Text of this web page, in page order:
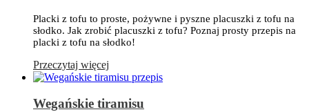
Placki z tofu to proste, pożywne i pyszne placuszki z tofu na
słodko. Jak zrobić placuszki z tofu? Poznaj prosty przepis na
placki z tofu na słodko!
Przeczytaj więcej
Wegańskie tiramisu